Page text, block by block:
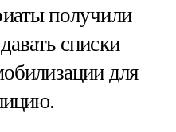
получили
списки
для